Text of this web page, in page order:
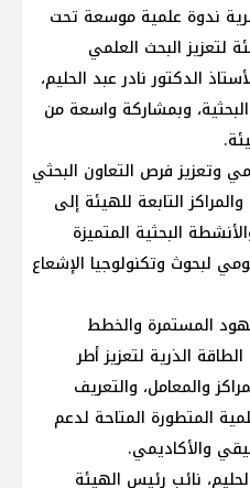
ندوة علمية موسعة تحت
لتعزيز البحث العلمي
الدكتور نادر عبد الحليم،
وبمشاركة واسعة من
وتعزيز فرص التعاون البحثي
التابعة للهيئة إلى
البحثية المتميزة
لبحوث وتكنولوجيا الإشعاع
المستمرة والخطط
الذرية لتعزيز أطر
والمعامل، والتعريف
المتطورة المتاحة لدعم
والأكاديمي.
نائب رئيس الهيئة